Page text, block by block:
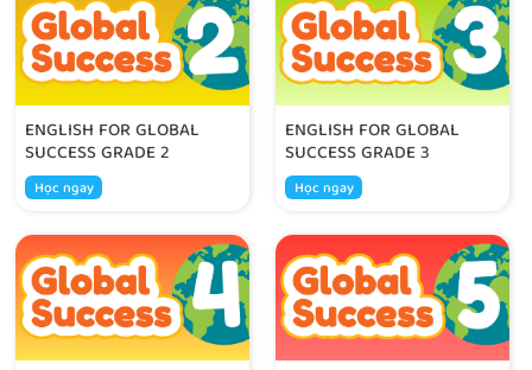
ENGLISH FOR GLOBAL
SUCCESS GRADE 2
Học ngay
ENGLISH FOR GLOBAL
SUCCESS GRADE 3
Học ngay